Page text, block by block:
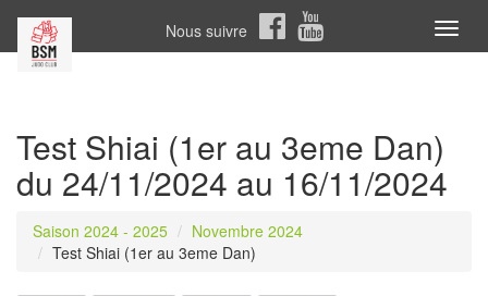
Nous suivre
Test Shiai (1er au 3eme Dan)
du 24/11/2024 au 16/11/2024
Saison 2024 - 2025
Novembre 2024
Test Shiai (1er au 3eme Dan)